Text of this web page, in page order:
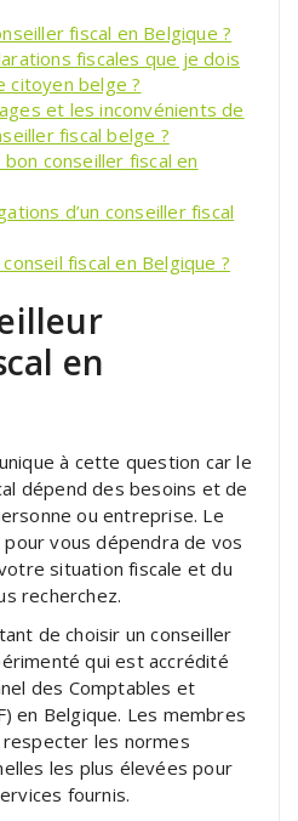
fiscal en Belgique ?
fiscales que je dois
citoyen belge ?
et les inconvénients de
fiscal belge ?
conseiller fiscal en
d’un conseiller fiscal
fiscal en Belgique ?
en
à cette question car le
dépend des besoins et de
ou entreprise. Le
vous dépendra de vos
situation fiscale et du
recherchez.
de choisir un conseiller
qui est accrédité
des Comptables et
en Belgique. Les membres
respecter les normes
les plus élevées pour
fournis.